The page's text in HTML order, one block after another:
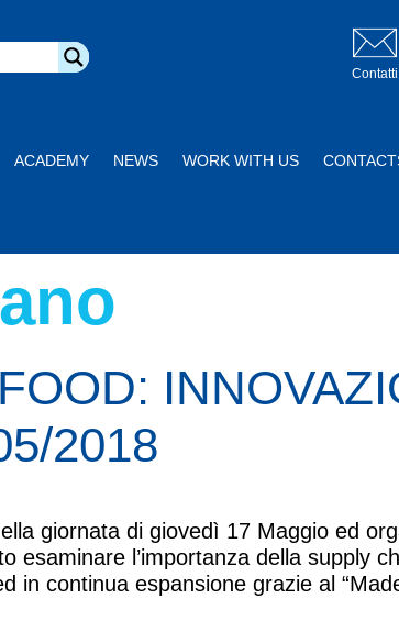
Contatti
ACADEMY NEWS WORK WITH US
2018
giornata di giovedì 17 Maggio ed
esaminare l’importanza della supply
in continua espansione grazie al